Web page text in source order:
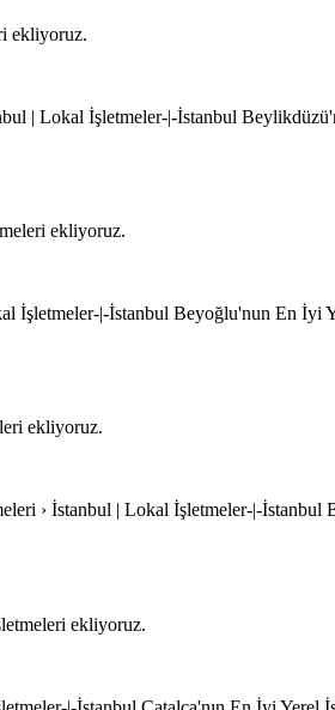
ekliyoruz.
| Lokal İşletmeler-|-İstanbul
ekliyoruz.
İşletmeler-|-İstanbul Beyoğlu'nun En İyi
ekliyoruz.
› İstanbul | Lokal İşletmeler-|-İstanbul
ekliyoruz.